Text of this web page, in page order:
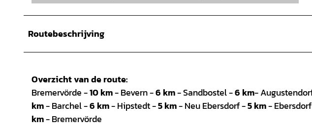
Routebeschrijving
Overzicht van de route:
Bremervörde -10 km- Bevern -6 km- Sandbostel -6 km-
km- Barchel -6 km- Hipstedt -5 km- Neu Ebersdorf -5 km-
km- Bremervörde